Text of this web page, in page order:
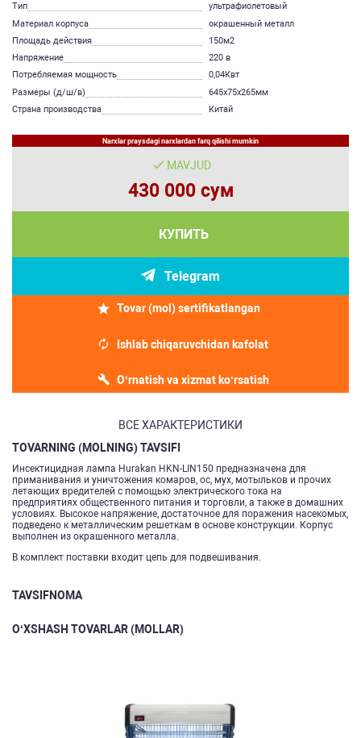
Тип
ультрафиолетовый
Материал корпуса
окрашенный металл
Площадь действия
150м2
Напряжение
220 в
Потребляемая мощность
0,04Квт
Размеры (д/ш/в)
645x75x265мм
Страна производства
Китай
Narxlar praysdagi narxlardan farq qilishi mumkin
MAVJUD
430 000 сум
КУПИТЬ
Telegram
Tovar (mol) sertifikatlangan
Ishlab chiqaruvchidan kafolat
O‘rnatish va xizmat ko‘rsatish
ВСЕ ХАРАКТЕРИСТИКИ
TOVARNING (MOLNING) TAVSIFI
Инсектицидная лампа Hurakan HKN-LIN150 предназначена для
приманивания и уничтожения комаров, ос, мух, мотыльков и прочих
летающих вредителей с помощью электрического тока на
предприятиях общественного питания и торговли, а также в домашних
условиях. Высокое напряжение, достаточное для поражения насекомых,
подведено к металлическим решеткам в основе конструкции. Корпус
выполнен из окрашенного металла.
В комплект поставки входит цепь для подвешивания.
TAVSIFNOMA
O‘XSHASH TOVARLAR (MOLLAR)